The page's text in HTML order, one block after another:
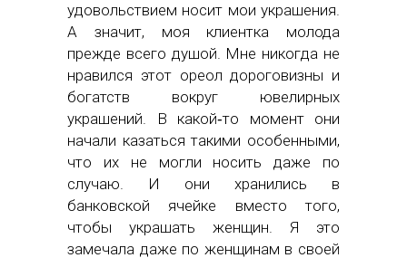
удовольствием носит мои украшения.
А значит, моя клиентка молода
прежде всего душой. Мне никогда не
нравился этот ореол дороговизны и
богатств вокруг ювелирных
украшений. В какой‑то момент они
начали казаться такими особенными,
что их не могли носить даже по
случаю. И они хранились в
банковской ячейке вместо того,
чтобы украшать женщин. Я это
замечала даже по женщинам в своей